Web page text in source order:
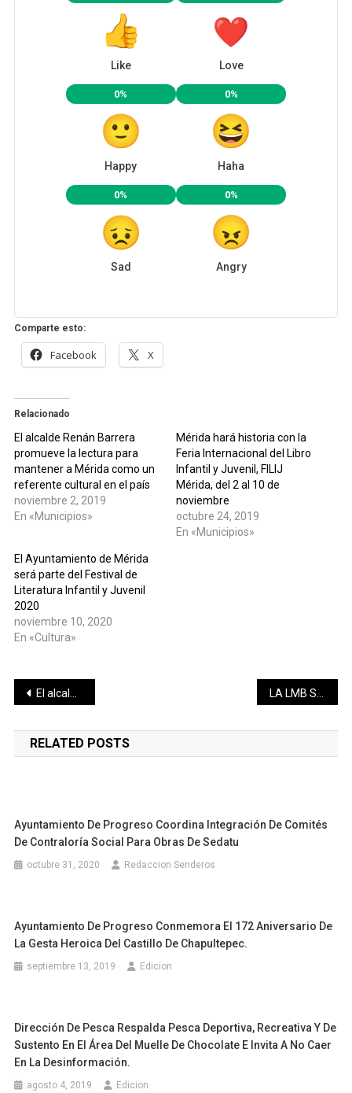
Like Love
0%
Happy
0%
Haha
0%
Sad
0%
Angry
Comparte esto:
Facebook X
Relacionado
El alcalde Renán Barrera
promueve la lectura para
mantener a Mérida como un
referente cultural en el país
noviembre 2, 2019
En «Municipios»
Mérida hará historia con la
Feria Internacional del Libro
Infantil y Juvenil, FILIJ
Mérida, del 2 al 10 de
noviembre
octubre 24, 2019
En «Municipios»
El Ayuntamiento de Mérida
será parte del Festival de
Literatura Infantil y Juvenil
2020
noviembre 10, 2020
En «Cultura»
Navegación
de
entradas
El alcalde Renán Barrera supervisa equipo especializado para monitorear el ruido en Mérida
RELATED POSTS
Ayuntamiento De Progreso Coordina Integración De Comités
De Contraloría Social Para Obras De Sedatu
octubre 31, 2020 Redaccion Senderos
Ayuntamiento De Progreso Conmemora El 172 Aniversario De
La Gesta Heroica Del Castillo De Chapultepec.
septiembre 13, 2019 Edicion
Dirección De Pesca Respalda Pesca Deportiva, Recreativa Y De
Sustento En El Área Del Muelle De Chocolate E Invita A No Caer
En La Desinformación.
agosto 4, 2019 Edicion